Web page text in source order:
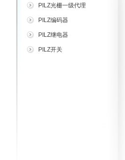
PILZ光栅一级代理
PILZ编码器
PILZ继电器
PILZ开关